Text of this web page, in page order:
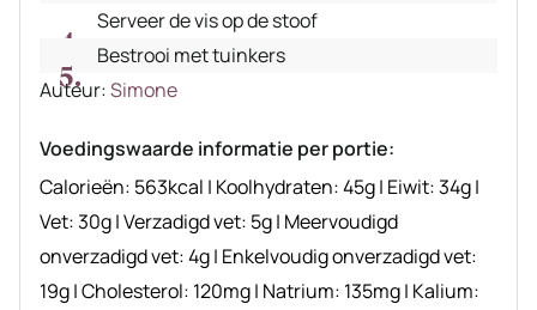
Serveer de vis op de stoof
Bestrooi met tuinkers
Auteur
Auteur:Simone
Voedingswaarde informatie per portie:
Calorieën: 563kcal | Koolhydraten:45g| Eiwit:34g|
Vet:30g|Verzadigd vet: 5g| Meervoudigd
onverzadigd vet:4g| Enkelvoudig onverzadigd vet:
19g|Cholesterol: 120mg| Natrium: 135mg| Kalium: